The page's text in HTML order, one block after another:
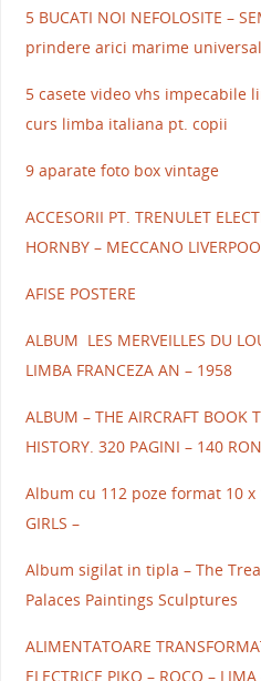
5 BUCATI NOI NEFOLOSITE –
prindere arici marime
5 casete video vhs impecabile
curs limba italiana pt. copii
9 aparate foto box vintage
ACCESORII PT. TRENULET
HORNBY – MECCANO
AFISE POSTERE
ALBUM LES MERVEILLES DU
LIMBA FRANCEZA AN – 1958
ALBUM – THE AIRCRAFT BOOK
HISTORY. 320 PAGINI – 140
Album cu 112 poze format 10 x
GIRLS –
Album sigilat in tipla – The
Palaces Paintings Sculptures
ALIMENTATOARE
ELECTRICE PIKO – ROCO –